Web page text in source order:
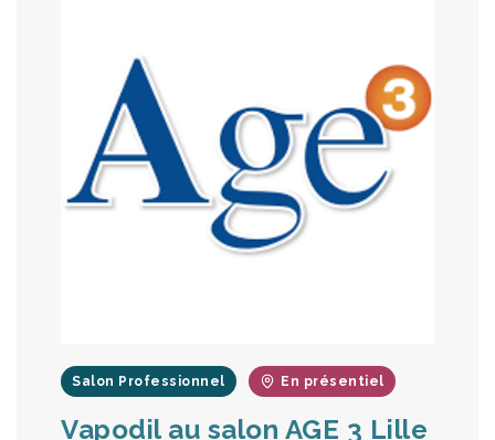
Salon Professionnel En présentiel
Vapodil au salon AGE 3 Lille